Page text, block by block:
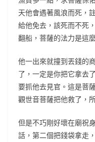
天他會遇著風浪而死，
給他免去，該死而不死
翻船，菩薩的法力是這
他一出來就撞到丟錢的
了，一定是你把它拿去
要抓他去見官。這是菩
觀世音菩薩把他救了，
但是不巧剛好壞在廟祝
話，第二個把錢袋拿走